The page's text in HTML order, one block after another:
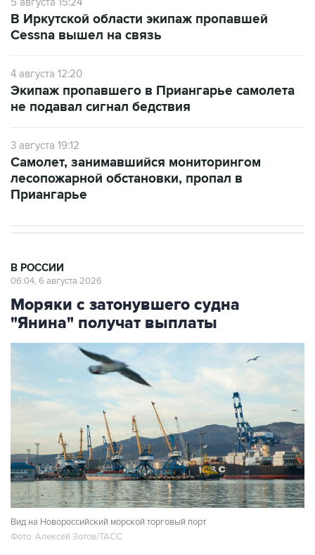
В Иркутской области экипаж пропавшей
Cessna вышел на связь
4 августа 12:20
Экипаж пропавшего в Приангарье самолета
не подавал сигнал бедствия
3 августа 19:12
Самолет, занимавшийся мониторингом
лесопожарной обстановки, пропал в
Приангарье
В РОССИИ
06:04, 6 августа 2026
Моряки с затонувшего судна
"Янина" получат выплаты
Вид на Новороссийский морской торговый порт
Фото: Алексей Зотов/ТАСС